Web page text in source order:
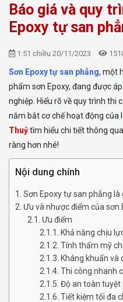
Báo giá và quy
Epoxy tự san
1:51 chiều 20/11/2023
Sơn Epoxy tự san phẳng, một
phẩm sơn Epoxy, đang được
nghiệp. Hiểu rõ về quy trình thi
nắm bắt cơ chế hoạt động của
Thuỷtìm hiểu chi tiết thông
ràng hơn nhé!
Nội dung chính
Sơn Epoxy tự san phẳng là
Ưu và nhược điểm của sơn
Ưu điểm
Khả năng chịu
Tính thẩm mỹ
Kháng khuẩn và
Thi công nhanh
Độ an toàn tuyệt
Tiết kiệm tối đa